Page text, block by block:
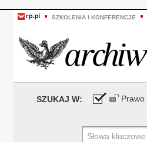
SZKOLENIA I KONFERENCJE
SZUKAJ W: Prawo